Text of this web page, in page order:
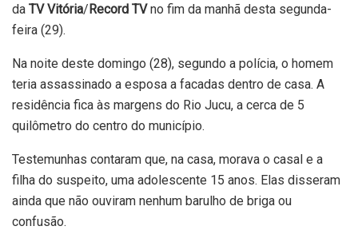
da TV Vitória/Record TVno fim da manhã desta segunda-
feira (29).
Na noite deste domingo (28), segundo a polícia, o homem
teria assassinado a esposa a facadas dentro de casa. A
residência fica às margens do Rio Jucu, a cerca de 5
quilômetro do centro do município.
Testemunhas contaram que, na casa, morava o casal e a
filha do suspeito, uma adolescente 15 anos. Elas disseram
ainda que não ouviram nenhum barulho de briga ou
confusão.